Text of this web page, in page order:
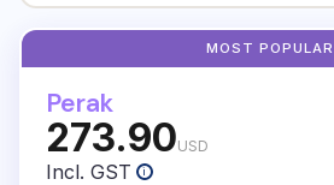
Perak
273.90USD
Incl. GST i